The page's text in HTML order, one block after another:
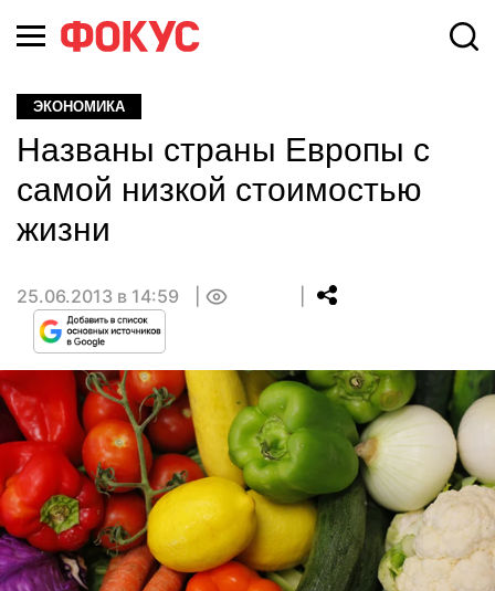
ЭКОНОМИКА
Названы страны Европы с
самой низкой стоимостью
жизни
25.06.2013 в 14:59